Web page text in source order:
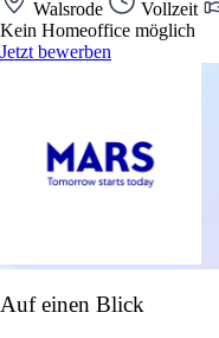
Walsrode Vollzeit
Kein Homeoffice möglich
Jetzt bewerben
Auf einen Blick